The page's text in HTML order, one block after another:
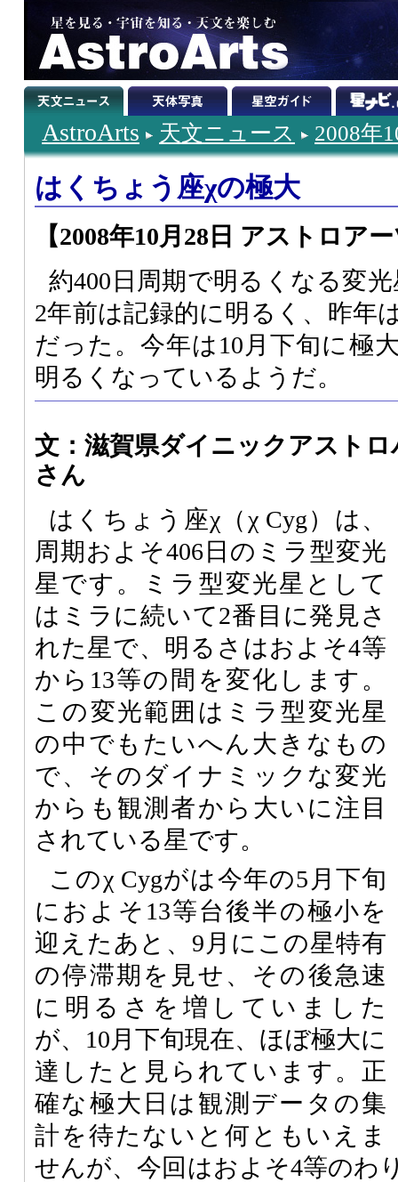
AstroArts 天文ニュース 2008年
はくちょう座χの極大
【2008年10月28日 アストロア
約400日周期で明るくなる変
2年前は記録的に明るく、昨年
だった。今年は10月下旬に極
明るくなっているようだ。
文：滋賀県ダイニックアスト
さん
はくちょう座χ（χ Cyg）は、
周期およそ406日のミラ型変光
星です。ミラ型変光星として
はミラに続いて2番目に発見さ
れた星で、明るさはおよそ4等
から13等の間を変化します。
この変光範囲はミラ型変光星
の中でもたいへん大きなもの
で、そのダイナミックな変光
からも観測者から大いに注目
されている星です。
このχ Cygがは今年の5月下旬
におよそ13等台後半の極小を
迎えたあと、9月にこの星特有
の停滞期を見せ、その後急速
に明るさを増していました
が、10月下旬現在、ほぼ極大に
達したと見られています。正
確な極大日は観測データの集
計を待たないと何ともいえま
せんが、今回はおよそ4等のわ